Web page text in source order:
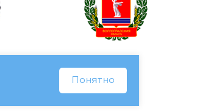
Понятно